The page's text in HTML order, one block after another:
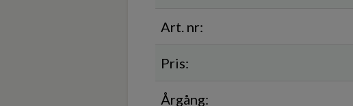
Art. nr:
Pris:
Årgång: